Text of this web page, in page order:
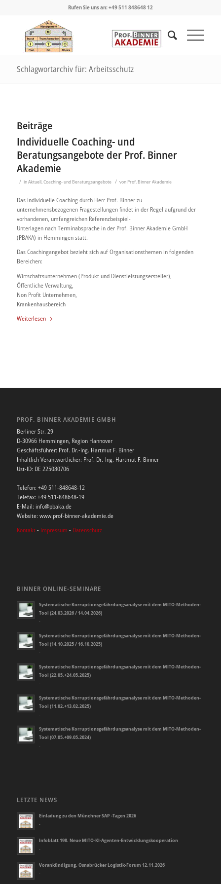
Rufen Sie uns an: +49 511 848648 12
Schlagwortarchiv für: Arbeitsschutz
Beiträge
Individuelle Coaching- und
Beratungsangebote der Prof. Binner
Akademie
/ inAktuell,Coaching- und Beratungsangebote / von Prof. Binner Akademie
Das individuelle Coaching durch Herr Prof. Binner zu
unternehmensbezogenen Fragestellungen findet in der Regel aufgrund der
vorhandenen, umfangreichen Referenzbeispiel-
Unterlagen nach Terminabsprache in der Prof. Binner Akademie GmbH
(PBAKA) in Hemmingen statt.
Das Coachingangebot bezieht sich auf Organisationsthemen in folgenden
Bereichen:
Wirtschaftsunternehmen (Produkt und Dienstleistungsersteller),
Öffentliche Verwaltung,
Non Profit Unternehmen,
Krankenhausbereich
Weiterlesen
PROF. BINNER AKADEMIE GMBH
Berliner Str. 29
D-30966 Hemmingen, Region Hannover
Geschäftsführer: Prof. Dr.-Ing. Hartmut F. Binner
Inhaltlich Verantwortlicher: Prof. Dr.-Ing. Hartmut F. Binner
Ust-ID: DE 225080706
Telefon: +49 511-848648-12
Telefax: +49 511-848648-19
E-Mail: info@pbaka.de
Website: www.prof-binner-akademie.de
Kontakt - Impressum - Datenschutz
BINNER ONLINE-SEMINARE
Systematische Korruptionsgefährdungsanalyse mit dem MITO-Methoden-
Tool (24.03.2026 / 14.04.2026)
-
Systematische Korruptionsgefährdungsanalyse mit dem MITO-Methoden-
Tool (14.10.2025 / 16.10.2025)
-
Systematische Korruptionsgefährdungsanalyse mit dem MITO-Methoden-
Tool (22.05.+24.05.2025)
-
Systematische Korruptionsgefährdungsanalyse mit dem MITO-Methoden-
Tool (11.02.+13.02.2025)
-
Systematische Korruptionsgefährdungsanalyse mit dem MITO-Methoden-
Tool (07.05.+09.05.2024)
-
LETZTE NEWS
Einladung zu den Münchner SAP -Tagen 2026
-
Infoblatt 198. Neue MITO-KI-Agenten-Entwicklungskooperation
-
Vorankündigung. Osnabrücker Logistik-Forum 12.11.2026
-